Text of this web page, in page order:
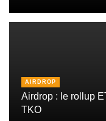
AIRDROP
Airdrop : le rollup
TKO